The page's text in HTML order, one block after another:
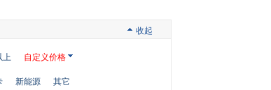
收起
上 自定义价格
新能源 其它